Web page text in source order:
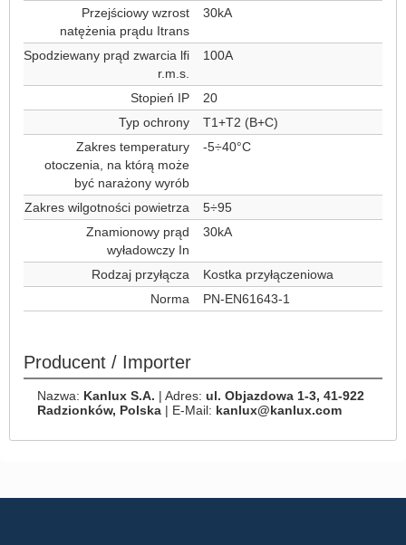
Przejściowy wzrost
natężenia prądu Itrans
30kA
Spodziewany prąd zwarcia lfi
r.m.s.
100A
Stopień IP
20
Typ ochrony
T1+T2 (B+C)
Zakres temperatury
otoczenia, na którą może
być narażony wyrób
-5÷40°C
Zakres wilgotności powietrza
5÷95
Znamionowy prąd
wyładowczy In
30kA
Rodzaj przyłącza
Kostka przyłączeniowa
Norma
PN-EN61643-1
Producent / Importer
Nazwa: Kanlux S.A. | Adres: ul. Objazdowa 1-3, 41-922
Radzionków, Polska | E-Mail: kanlux@kanlux.com